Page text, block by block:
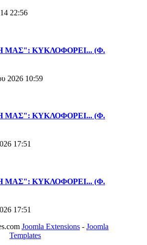
22:56
ΜΑΣ": ΚΥΚΛΟΦΟΡΕΙ... (Φ.
2026 10:59
ΜΑΣ": ΚΥΚΛΟΦΟΡΕΙ... (Φ.
17:51
ΜΑΣ": ΚΥΚΛΟΦΟΡΕΙ... (Φ.
17:51
Joomla Extensions -Joomla
Templates